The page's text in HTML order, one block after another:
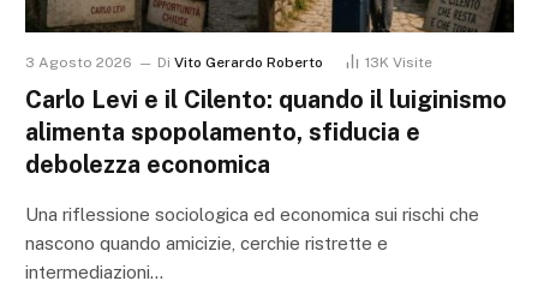
3 Agosto 2026 Di Vito Gerardo Roberto 13K Visite
Carlo Levi e il Cilento: quando il luiginismo
alimenta spopolamento, sfiducia e
debolezza economica
Una riflessione sociologica ed economica sui rischi che
nascono quando amicizie, cerchie ristrette e
intermediazioni…